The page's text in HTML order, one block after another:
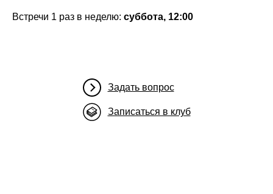
Встречи 1 раз в неделю: суббота, 12:00
Задать вопрос
Записаться в клуб